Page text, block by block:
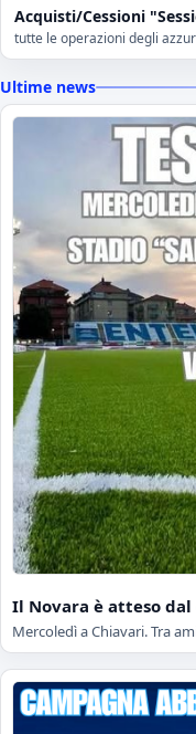
Acquisti/Cessioni
tutte le operazioni degli
Ultime news
Il Novara è atteso
Mercoledì a Chiavari. Tra